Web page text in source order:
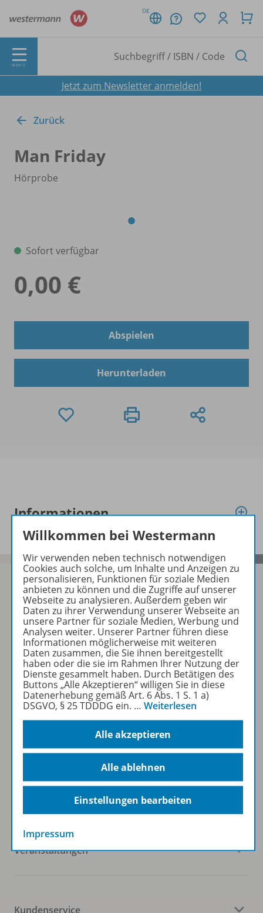
DE
MENÜ
Jetzt zum Newsletter anmelden!
Zurück
Man Friday
Hörprobe
Sofort verfügbar
0,00 €
Abspielen
Herunterladen
Informationen
Sofort profitieren
Zum Newsletter anmelden
Folgen Sie uns auf Social Media
Westermann Gruppe
Veranstaltungen
Kundenservice
Willkommen bei Westermann
Wir verwenden neben technisch notwendigen
Cookies auch solche, um Inhalte und Anzeigen zu
personalisieren, Funktionen für soziale Medien
anbieten zu können und die Zugriffe auf unserer
Webseite zu analysieren. Außerdem geben wir
Daten zu ihrer Verwendung unserer Webseite an
unsere Partner für soziale Medien, Werbung und
Analysen weiter. Unserer Partner führen diese
Informationen möglicherweise mit weiteren
Daten zusammen, die Sie ihnen bereitgestellt
haben oder die sie im Rahmen Ihrer Nutzung der
Dienste gesammelt haben. Durch Betätigen des
Buttons „Alle Akzeptieren“ willigen Sie in diese
Datenerhebung gemäß Art. 6 Abs. 1 S. 1 a)
DSGVO, § 25 TDDDG ein. … Weiterlesen
Alle akzeptieren
Alle ablehnen
Einstellungen bearbeiten
Impressum